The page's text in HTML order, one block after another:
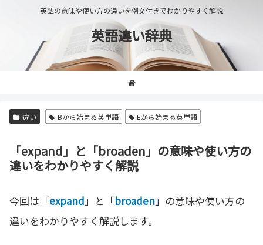
英語の意味や使い方の違いを例文付きでわかりやすく解説
英語違い辞典
違い Bから始まる英単語 Eから始まる英単語
「expand」と「broaden」の意味や使い方の
違いをわかりやすく解説
今回は「expand」と「broaden」の意味や使い方の
違いをわかりやすく解説します。